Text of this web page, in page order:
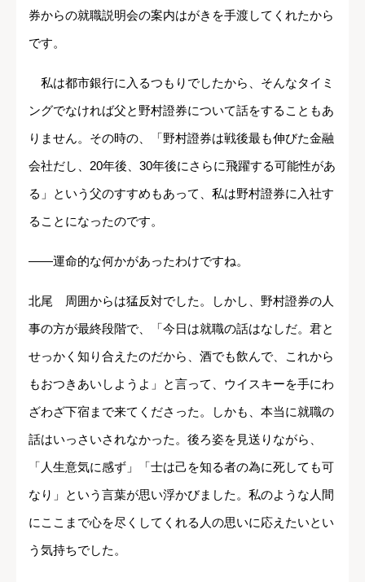
券からの就職説明会の案内はがきを手渡してくれたから
です。
私は都市銀行に入るつもりでしたから、そんなタイミ
ングでなければ父と野村證券について話をすることもあ
りません。その時の、「野村證券は戦後最も伸びた金融
会社だし、20年後、30年後にさらに飛躍する可能性があ
る」という父のすすめもあって、私は野村證券に入社す
ることになったのです。
――運命的な何かがあったわけですね。
北尾 周囲からは猛反対でした。しかし、野村證券の人
事の方が最終段階で、「今日は就職の話はなしだ。君と
せっかく知り合えたのだから、酒でも飲んで、これから
もおつきあいしようよ」と言って、ウイスキーを手にわ
ざわざ下宿まで来てくださった。しかも、本当に就職の
話はいっさいされなかった。後ろ姿を見送りながら、
「人生意気に感ず」「士は己を知る者の為に死しても可
なり」という言葉が思い浮かびました。私のような人間
にここまで心を尽くしてくれる人の思いに応えたいとい
う気持ちでした。